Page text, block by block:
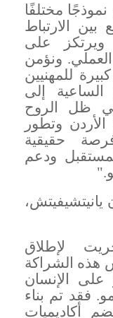
مختلفًا
بين الارتباط
ويرتكز على
العملي. ونؤمن
للمهنيين
إلى
ظل الروح
الأردن وتطور
حقيقية
ودعم
."
لإطلاق
هذه الشراكة
على الإنسان
فقد تم بناء
أكاديميات